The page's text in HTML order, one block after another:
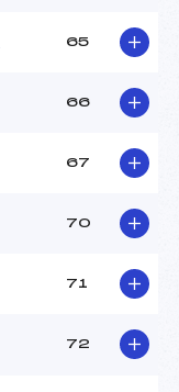
65
66
67
70
71
72